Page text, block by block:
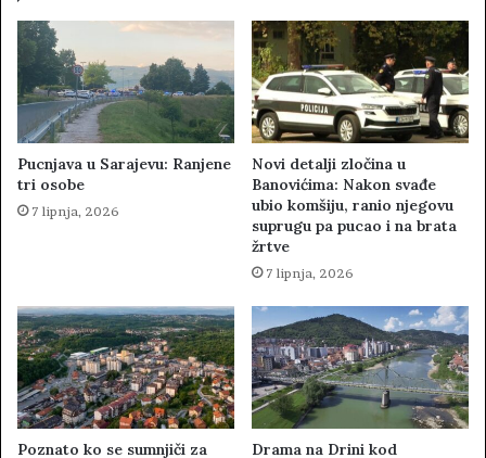
Pucnjava u Sarajevu: Ranjene
tri osobe
7 lipnja, 2026
Novi detalji zločina u
Banovićima: Nakon svađe
ubio komšiju, ranio njegovu
suprugu pa pucao i na brata
žrtve
7 lipnja, 2026
Poznato ko se sumnjiči za
Drama na Drini kod